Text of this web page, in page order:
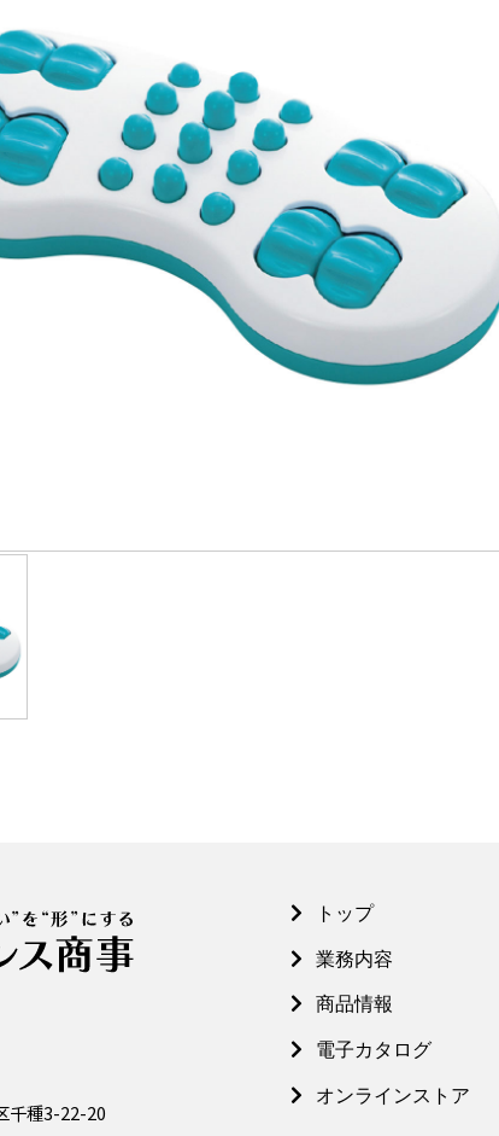
千種3-22-20
トップ
業務内容
商品情報
電子カタログ
オンラインストア